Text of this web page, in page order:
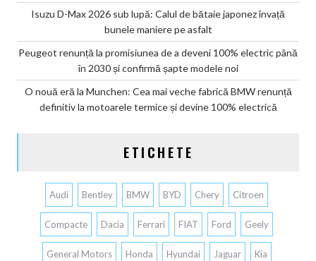
Isuzu D-Max 2026 sub lupă: Calul de bătaie japonez învață
bunele maniere pe asfalt
Peugeot renunță la promisiunea de a deveni 100% electric până
în 2030 și confirmă șapte modele noi
O nouă eră la Munchen: Cea mai veche fabrică BMW renunță
definitiv la motoarele termice și devine 100% electrică
ETICHETE
Audi Bentley BMW BYD Chery Citroen
Compacte Dacia Ferrari FIAT Ford Geely
General Motors Honda Hyundai Jaguar Kia